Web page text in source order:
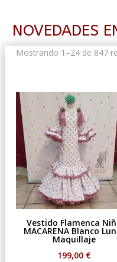
NOVEDADES
Mostrando 1–24 de 847
Vestido Flamenca
MACARENA Blanco
Maquillaje
199,00 €